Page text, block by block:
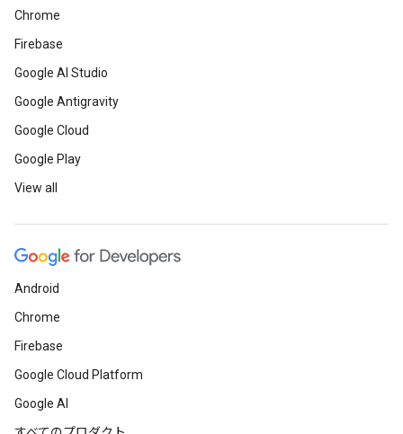
Chrome
Firebase
Google AI Studio
Google Antigravity
Google Cloud
Google Play
View all
Android
Chrome
Firebase
Google Cloud Platform
Google AI